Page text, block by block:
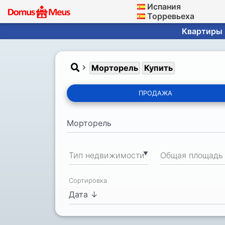
Испания
Торревьеха
Квартиры
Морторель Купить
ПРОДАЖА
▼
Тип недвижимости
Сортировка